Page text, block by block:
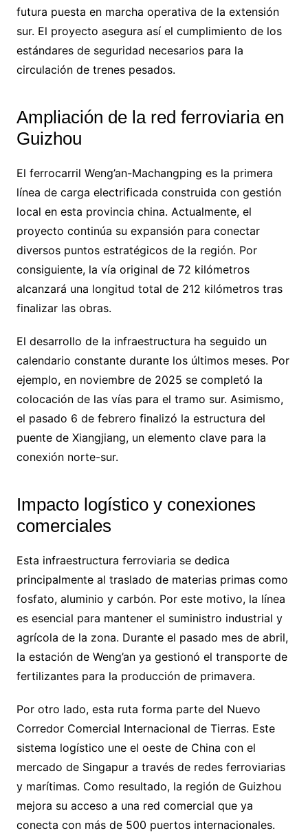
futura puesta en marcha operativa de la extensión
sur. El proyecto asegura así el cumplimiento de los
estándares de seguridad necesarios para la
circulación de trenes pesados.
Ampliación de la red ferroviaria en
Guizhou
El ferrocarril Weng’an-Machangping es la primera
línea de carga electrificada construida con gestión
local en esta provincia china. Actualmente, el
proyecto continúa su expansión para conectar
diversos puntos estratégicos de la región. Por
consiguiente, la vía original de 72 kilómetros
alcanzará una longitud total de 212 kilómetros tras
finalizar las obras.
El desarrollo de la infraestructura ha seguido un
calendario constante durante los últimos meses. Por
ejemplo, en noviembre de 2025 se completó la
colocación de las vías para el tramo sur. Asimismo,
el pasado 6 de febrero finalizó la estructura del
puente de Xiangjiang, un elemento clave para la
conexión norte-sur.
Impacto logístico y conexiones
comerciales
Esta infraestructura ferroviaria se dedica
principalmente al traslado de materias primas como
fosfato, aluminio y carbón. Por este motivo, la línea
es esencial para mantener el suministro industrial y
agrícola de la zona. Durante el pasado mes de abril,
la estación de Weng’an ya gestionó el transporte de
fertilizantes para la producción de primavera.
Por otro lado, esta ruta forma parte del Nuevo
Corredor Comercial Internacional de Tierras. Este
sistema logístico une el oeste de China con el
mercado de Singapur a través de redes ferroviarias
y marítimas. Como resultado, la región de Guizhou
mejora su acceso a una red comercial que ya
conecta con más de 500 puertos internacionales.